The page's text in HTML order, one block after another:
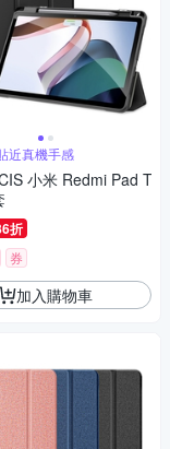
近真機手感
小米 Redmi Pad T
折
券
加入購物車